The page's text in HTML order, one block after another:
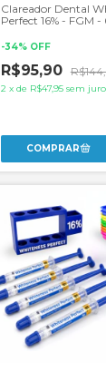
Clareador Dental
Perfect 16% - FGM -
-34% OFF
R$95,90
2 x de R$47,95 sem